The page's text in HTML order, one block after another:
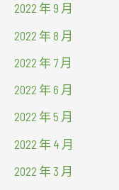
2022 年 9 月
2022 年 8 月
2022 年 7 月
2022 年 6 月
2022 年 5 月
2022 年 4 月
2022 年 3 月